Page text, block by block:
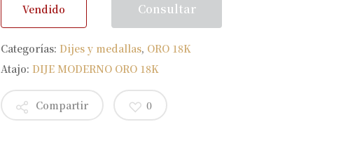
Vendido Consultar
Categorías:Dijes y medallas, ORO 18K
Atajo:DIJE MODERNO ORO 18K
Compartir 0